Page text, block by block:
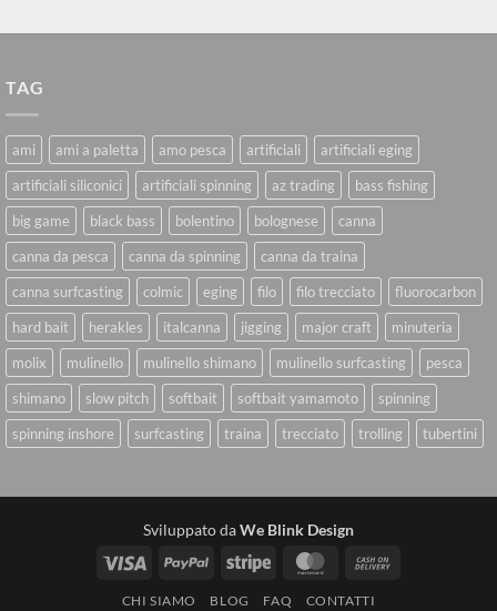
TAG
ami ami a paletta amo pesca artificiali
artificiali eging
artificiali siliconici
artificiali spinning az trading
bass fishing
big game
black bass bolentino bolognese
canna
canna da pesca
canna da spinning
canna da traina
canna surfcasting
colmic eging filo filo trecciato
fluorocarbon
hard bait
herakles italcanna jigging major craft
minuteria
molix
mulinello mulinello shimano mulinello surfcasting
pesca
shimano
slow pitch softbait softbait yamamoto
spinning
spinning inshore
surfcasting traina trecciato trolling tubertini
Sviluppato daWe Blink Design
Visa
PayPal Stripe MasterCard
CHI SIAMO BLOG FAQ CONTATTI